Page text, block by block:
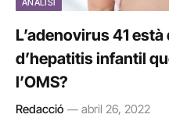
L’adenovirus 41
d’hepatitis infantil
l’OMS?
Redacció abril 26, 2022